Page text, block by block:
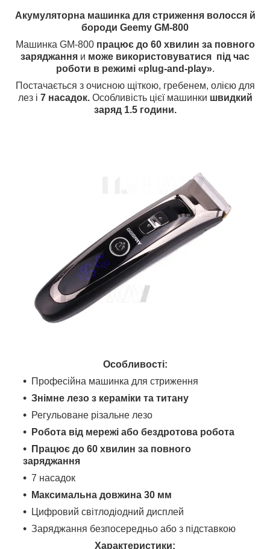
Акумуляторна машинка для стриження волосся й
бороди Geemy GM-800
Машинка GM-800 працює до 60 хвилин за повного
заряджання и може використовуватися під час
роботи в режимі «plug-and-play».
Постачається з очисною щіткою, гребенем, олією для
лез і 7 насадок.Особливість цієї машинки швидкий
заряд 1.5 години.
Особливості:
Професійна машинка для стриження
Знімне лезо з кераміки та титану
Регульоване різальне лезо
Робота від мережі або бездротова робота
Працює до 60 хвилин за повного
заряджання
7 насадок
Максимальна довжина 30 мм
Цифровий світлодіодний дисплей
Заряджання безпосередньо або з підставкою
Характеристики: